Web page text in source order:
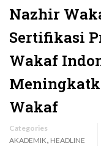
Nazhir
Sertifikasi
Wakaf
Wakaf
Categories
AKADEMIK, HEADLINE